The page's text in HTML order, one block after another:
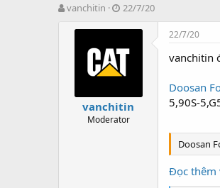
T
vanchitin
N
à
y
g
ử
22/7/20
vanchitin
Moderator
22/7/20
vanchitin
Doosan
5,90S-
Doosan
Đọc thêm